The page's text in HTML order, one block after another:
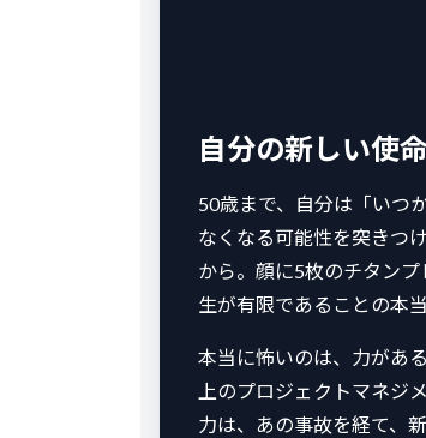
自分の新しい使
50歳まで、自分は「いつ
なくなる可能性を突きつ
から。顔に5枚のチタン
生が有限であることの本
本当に怖いのは、力があ
上のプロジェクトマネジ
力は、あの事故を経て、